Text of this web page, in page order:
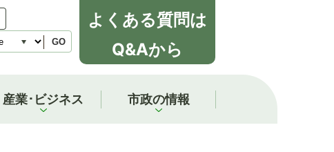
GO
よくある質問は
Q&Aから
産業･ビジネス 市政の情報